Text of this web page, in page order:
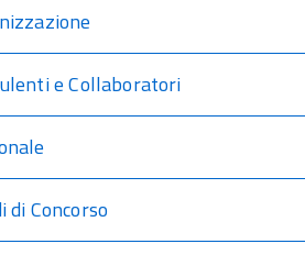
e Collaboratori
di Concorso